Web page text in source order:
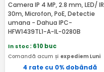
Camera IP 4 MP, 2.8 mm, LED/ IR
30m, Microfon, PoE, Detectie
umana - Dahua IPC-
HFW1439TL1-A-IL-0280B
In stoc: 610 buc
Comandă acum și expediem Luni
4 rate cu 0% dobândă